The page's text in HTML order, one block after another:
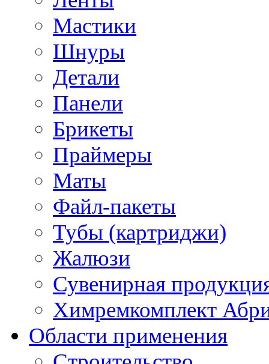
Мастики
Шнуры
Детали
Панели
Брикеты
Праймеры
Маты
Файл-пакеты
Тубы (картриджи)
Жалюзи
Сувенирная
Химремкомплект
Области применения